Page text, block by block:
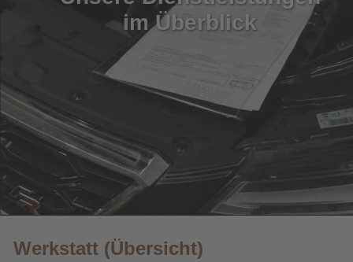
im Überblick
Werkstatt (Übersicht)